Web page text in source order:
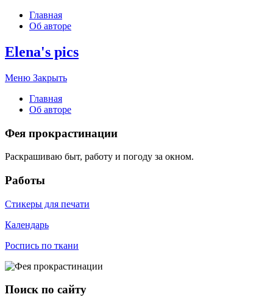
Главная
Об авторе
Elena's pics
Меню Закрыть
Главная
Об авторе
Фея прокрастинации
Раскрашиваю быт, работу и погоду за окном.
Работы
Стикеры для печати
Календарь
Роспись по ткани
Поиск по сайту